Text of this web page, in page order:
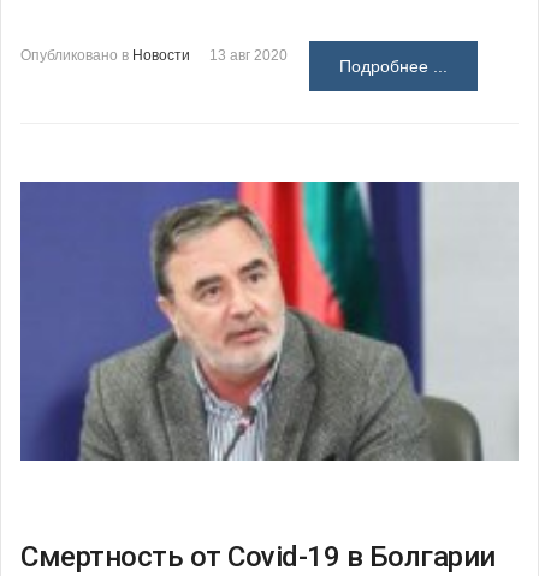
Опубликовано в Новости 13 авг 2020
Подробнее ...
Смертность от Covid-19 в Болгарии